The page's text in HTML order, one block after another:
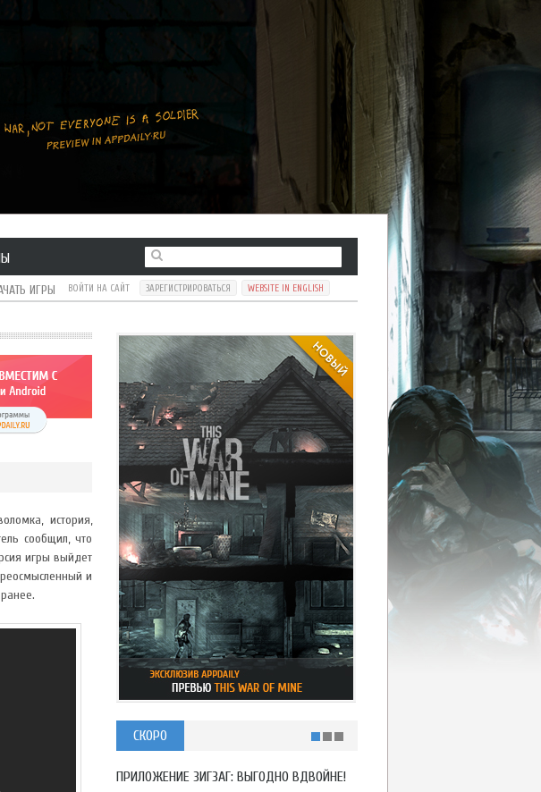
ИГРЫ
ВОЙТИ НА САЙТ ЗАРЕГИСТРИРОВАТЬСЯ WEBSITE IN ENGLISH
история,
сообщил, что
игры выйдет
и
СКОРО
ПРИЛОЖЕНИЕ ЗИГЗАГ: ВЫГОДНО ВДВОЙНЕ!